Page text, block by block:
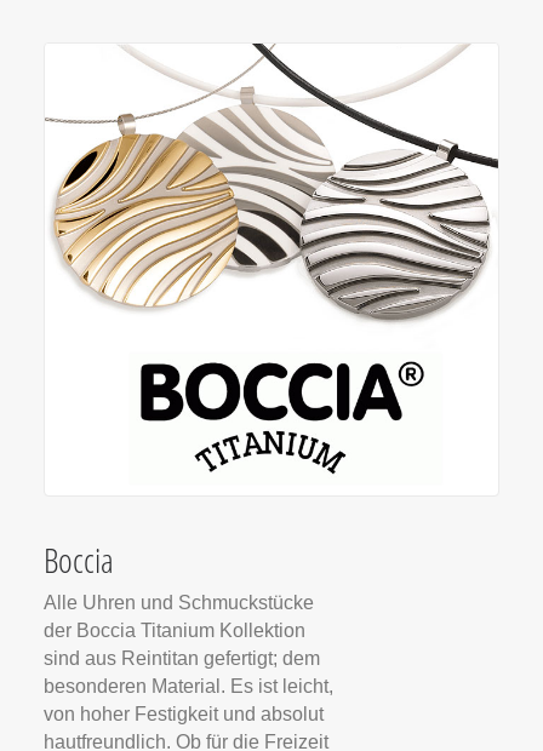
Boccia
Alle Uhren und Schmuckstücke
der Boccia Titanium Kollektion
sind aus Reintitan gefertigt; dem
besonderen Material. Es ist leicht,
von hoher Festigkeit und absolut
hautfreundlich. Ob für die Freizeit